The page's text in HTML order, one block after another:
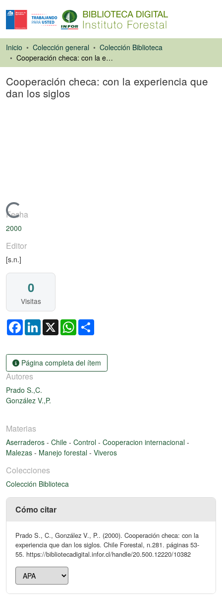
Inicio Colección general
Colección Biblioteca
Cooperación checa: con la experiencia que dan los siglos
Cooperación checa: con la experiencia que
dan los siglos
Cargando...
Fecha
2000
Editor
[s.n.]
0
Visitas
FacebookLinkedIn
X WhatsApp
Página completa del ítem
Autores
Prado S.,C.
González V.,P.
Materias
Aserraderos - Chile - Control - Cooperacion internacional -
Malezas - Manejo forestal - Viveros
Colecciones
Colección Biblioteca
Cómo citar
Prado S., C., González V., P.. (2000). Cooperación checa: con la
experiencia que dan los siglos. Chile Forestal, n.281. páginas 53-
55. https://bibliotecadigital.infor.cl/handle/20.500.12220/10382